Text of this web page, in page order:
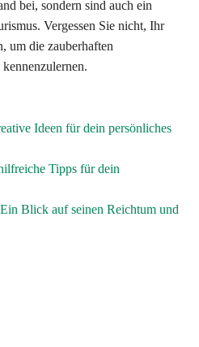
bei, sondern sind auch ein
Vergessen Sie nicht, Ihr
um die zauberhaften
Ideen für dein persönliches
Tipps für dein
Blick auf seinen Reichtum und